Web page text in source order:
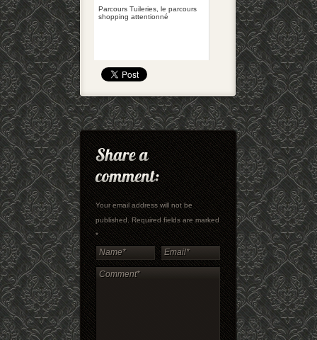
Parcours Tuileries, le parcours
shopping attentionné
Your email address will not be
published. Required fields are marked
*